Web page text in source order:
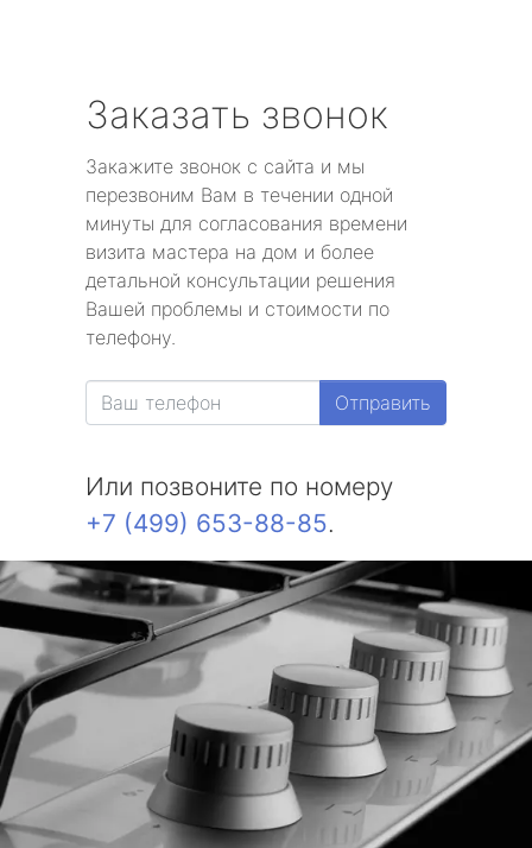
Заказать звонок
Закажите звонок с сайта и мы
перезвоним Вам в течении одной
минуты для согласования времени
визита мастера на дом и более
детальной консультации решения
Вашей проблемы и стоимости по
телефону.
Отправить
Или позвоните по номеру
+7 (499) 653-88-85.